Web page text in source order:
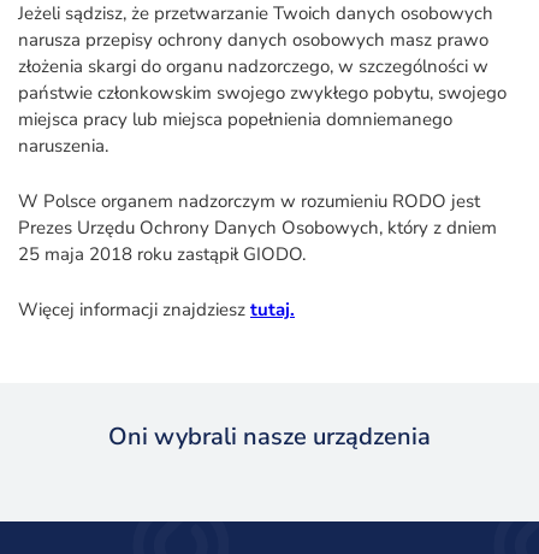
Jeżeli sądzisz, że przetwarzanie Twoich danych osobowych
narusza przepisy ochrony danych osobowych masz prawo
złożenia skargi do organu nadzorczego, w szczególności w
państwie członkowskim swojego zwykłego pobytu, swojego
miejsca pracy lub miejsca popełnienia domniemanego
naruszenia.
W Polsce organem nadzorczym w rozumieniu RODO jest
Prezes Urzędu Ochrony Danych Osobowych, który z dniem
25 maja 2018 roku zastąpił GIODO.
Więcej informacji znajdziesz tutaj.
Oni wybrali nasze urządzenia